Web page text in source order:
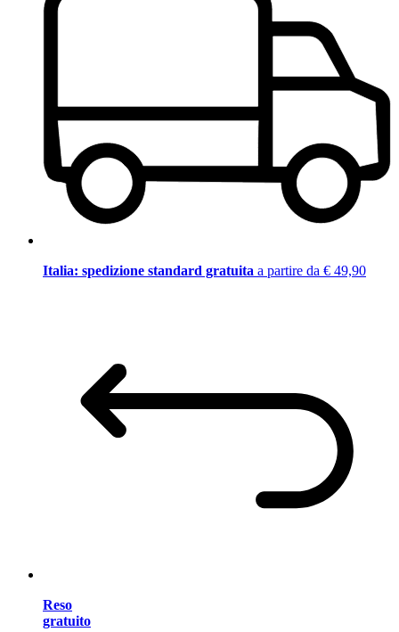
Italia: spedizione standard gratuita a partire da € 49,90
Reso
gratuito